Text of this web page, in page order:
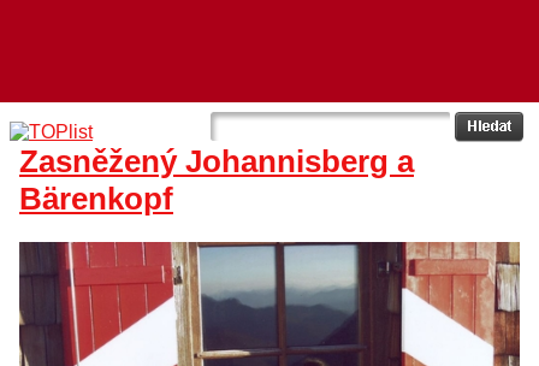
Zasněžený Johannisberg a
Bärenkopf